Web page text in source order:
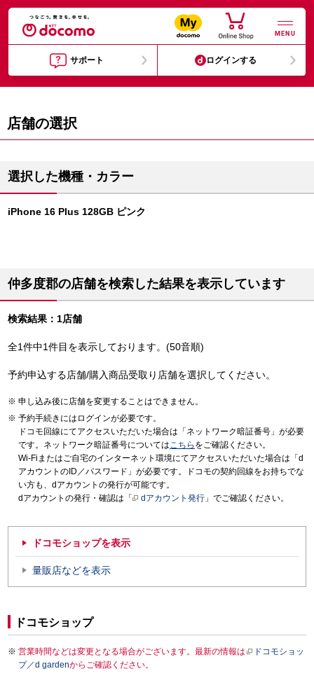
MENU
サポート ログインする
店舗の選択
選択した機種・カラー
iPhone 16 Plus 128GB ピンク
仲多度郡の店舗を検索した結果を表示しています
検索結果：1店舗
全1件中1件目を表示しております。(50音順)
予約申込する店舗/購入商品受取り店舗を選択してください。
申し込み後に店舗を変更することはできません。
予約手続きにはログインが必要です。
ドコモ回線にてアクセスいただいた場合は「ネットワーク暗証番号」が必要
です。ネットワーク暗証番号についてはこちら をご確認ください。
Wi-Fiまたはご自宅のインターネット環境にてアクセスいただいた場合は「d
アカウントのID／パスワード」が必要です。ドコモの契約回線をお持ちでな
い方も、dアカウントの発行が可能です。
dアカウントの発行・確認は「
dアカウント発行 」でご確認ください。
ドコモショップを表示
量販店などを表示
ドコモショップ
営業時間などは変更となる場合がございます。最新の情報は
ドコモショッ
プ／d gardenからご確認ください。